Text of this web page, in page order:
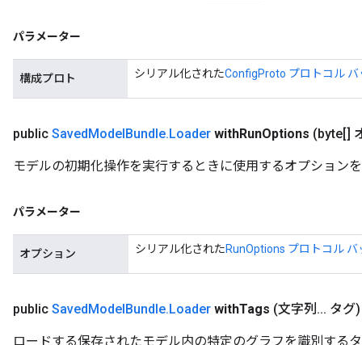
パラメーター
構成プロト シリアル化されたConfigProto プロトコル バ
public SavedModelBundle.Loader withRunOptions (byte[]
モデルの初期化操作を実行するときに使用するオプション
パラメーター
オプション シリアル化されたRunOptions プロトコル バ
public SavedModelBundle.Loader withTags (文字列... タグ)
ロードする保存されたモデル内の特定のグラフを識別する